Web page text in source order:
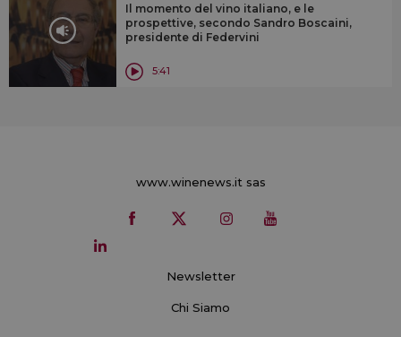
Il momento del vino italiano, e le
prospettive, secondo Sandro Boscaini,
presidente di Federvini
5:41
www.winenews.it sas
Newsletter
Chi Siamo